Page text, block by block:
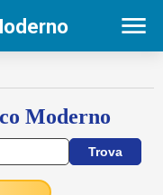
Moderno